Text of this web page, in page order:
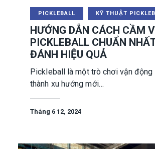
PICKLEBALL KỸ THUẬT
HƯỚNG DẪN CÁCH CẦM
PICKLEBALL CHUẨN
ĐÁNH HIỆU QUẢ
Pickleball là một trò chơi vận động
thành xu hướng mới…
Tháng 6 12, 2024